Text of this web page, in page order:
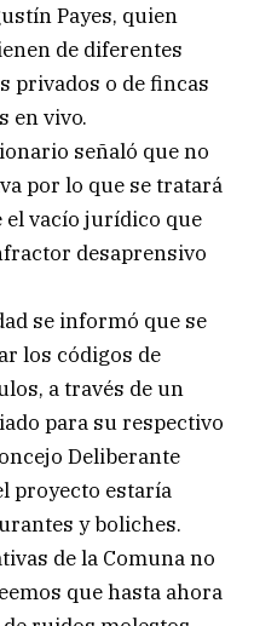
Payes, quien
de diferentes
privados o de fincas
en vivo.
señaló que no
por lo que se tratará
vacío jurídico que
desaprensivo
se informó que se
los códigos de
a través de un
para su respectivo
Deliberante
proyecto estaría
y boliches.
de la Comuna no
que hasta ahora